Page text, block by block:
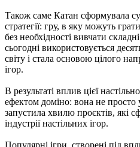
Також саме Катан сформувала
стратегії: гру, в яку можуть
без необхідності вивчати
сьогодні використовується
світу і стала основою цілого
ігор.
В результаті вплив цієї
ефектом доміно: вона не просто
запустила хвилю проєктів, які
індустрії настільних ігор.